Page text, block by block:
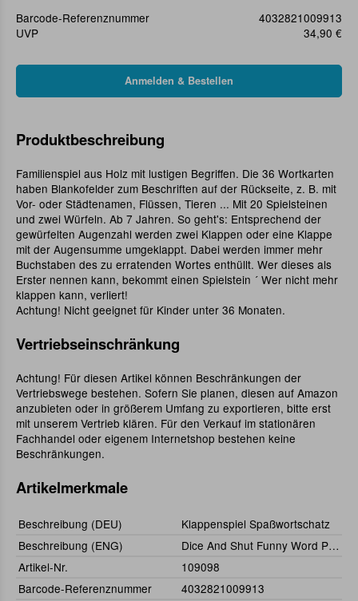
Barcode-Referenznummer
4032821009913
UVP
34,90 €
Produktbeschreibung
Familienspiel aus Holz mit lustigen Begriffen. Die 36 Wortkarten
haben Blankofelder zum Beschriften auf der Rückseite, z. B. mit
Vor- oder Städtenamen, Flüssen, Tieren ... Mit 20 Spielsteinen
und zwei Würfeln. Ab 7 Jahren. So geht's: Entsprechend der
gewürfelten Augenzahl werden zwei Klappen oder eine Klappe
mit der Augensumme umgeklappt. Dabei werden immer mehr
Buchstaben des zu erratenden Wortes enthüllt. Wer dieses als
Erster nennen kann, bekommt einen Spielstein ´ Wer nicht mehr
klappen kann, verliert!
Achtung! Nicht geeignet für Kinder unter 36 Monaten.
Vertriebseinschränkung
Achtung! Für diesen Artikel können Beschränkungen der
Vertriebswege bestehen. Sofern Sie planen, diesen auf Amazon
anzubieten oder in größerem Umfang zu exportieren, bitte erst
mit unserem Vertrieb klären. Für den Verkauf im stationären
Fachhandel oder eigenem Internetshop bestehen keine
Beschränkungen.
Artikelmerkmale
Beschreibung (DEU)
Klappenspiel Spaßwortschatz
Beschreibung (ENG)
Dice And Shut Funny Word Pool
Artikel-Nr.
109098
Barcode-Referenznummer
4032821009913